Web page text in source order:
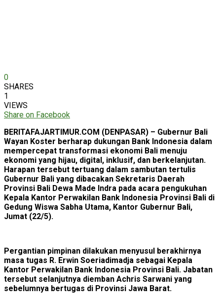
0
SHARES
1
VIEWS
Share on Facebook
BERITAFAJARTIMUR.COM (DENPASAR) – Gubernur Bali
Wayan Koster berharap dukungan Bank Indonesia dalam
mempercepat transformasi ekonomi Bali menuju
ekonomi yang hijau, digital, inklusif, dan berkelanjutan.
Harapan tersebut tertuang dalam sambutan tertulis
Gubernur Bali yang dibacakan Sekretaris Daerah
Provinsi Bali Dewa Made Indra pada acara pengukuhan
Kepala Kantor Perwakilan Bank Indonesia Provinsi Bali di
Gedung Wiswa Sabha Utama, Kantor Gubernur Bali,
Jumat (22/5).
Pergantian pimpinan dilakukan menyusul berakhirnya
masa tugas R. Erwin Soeriadimadja sebagai Kepala
Kantor Perwakilan Bank Indonesia Provinsi Bali. Jabatan
tersebut selanjutnya diemban Achris Sarwani yang
sebelumnya bertugas di Provinsi Jawa Barat.